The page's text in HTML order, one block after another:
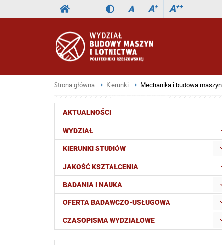
A A+ A++
Strona główna Kierunki Mechanika i budowa maszyn
AKTUALNOŚCI
WYDZIAŁ
KIERUNKI STUDIÓW
JAKOŚĆ KSZTAŁCENIA
BADANIA I NAUKA
OFERTA BADAWCZO-USŁUGOWA
CZASOPISMA WYDZIAŁOWE